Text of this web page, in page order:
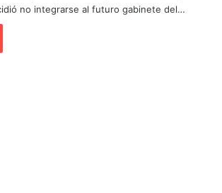
no integrarse al futuro gabinete del…